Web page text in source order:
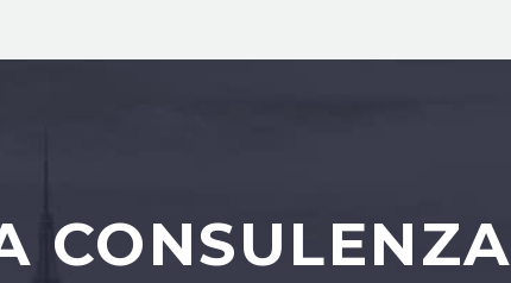
CONSULENZA